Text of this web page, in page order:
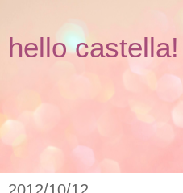
hello castella!